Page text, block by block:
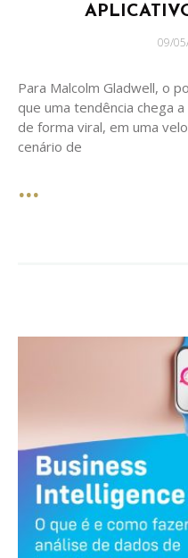
Posted
09/
Para Malcolm Gladwell, o
que uma tendência chega
de forma viral, em uma
cenário de